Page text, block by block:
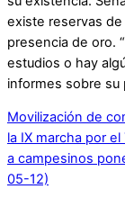
existe reservas
presencia de oro.
estudios o hay
informes sobre su
Movilización de
la IX marcha por
a campesinos
05-12)